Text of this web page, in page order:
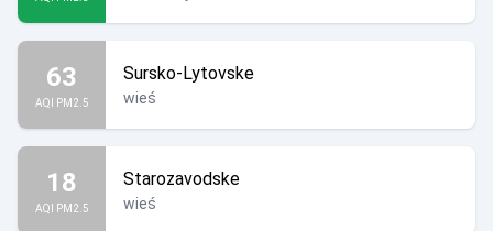
63
AQI PM2.5
Sursko-Lytovske
wieś
18
AQI PM2.5
Starozavodske
wieś